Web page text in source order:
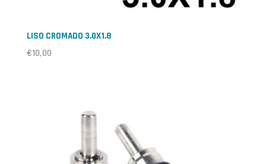
LISO CROMADO 3.0X1.8
€10,00